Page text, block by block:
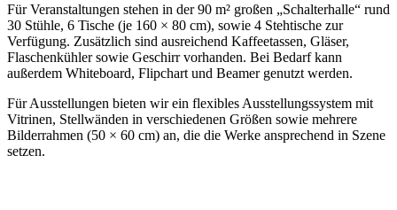
Für Veranstaltungen stehen in der 90 m² großen „Schalterhalle“ rund
30 Stühle, 6 Tische (je 160 × 80 cm), sowie 4 Stehtische zur
Verfügung. Zusätzlich sind ausreichend Kaffeetassen, Gläser,
Flaschenkühler sowie Geschirr vorhanden. Bei Bedarf kann
außerdem Whiteboard, Flipchart und Beamer genutzt werden.
Für Ausstellungen bieten wir ein flexibles Ausstellungssystem mit
Vitrinen, Stellwänden in verschiedenen Größen sowie mehrere
Bilderrahmen (50 × 60 cm) an, die die Werke ansprechend in Szene
setzen.